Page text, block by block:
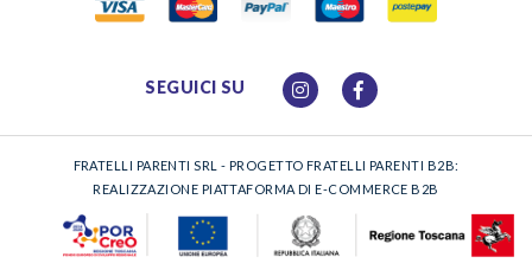
SEGUICI SU
FRATELLI PARENTI SRL - PROGETTO FRATELLI PARENTI B2B:
REALIZZAZIONE PIATTAFORMA DI E-COMMERCE B2B